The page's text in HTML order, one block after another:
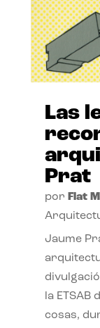
Las
Prat
por Flat
Jaume
la
cosas,